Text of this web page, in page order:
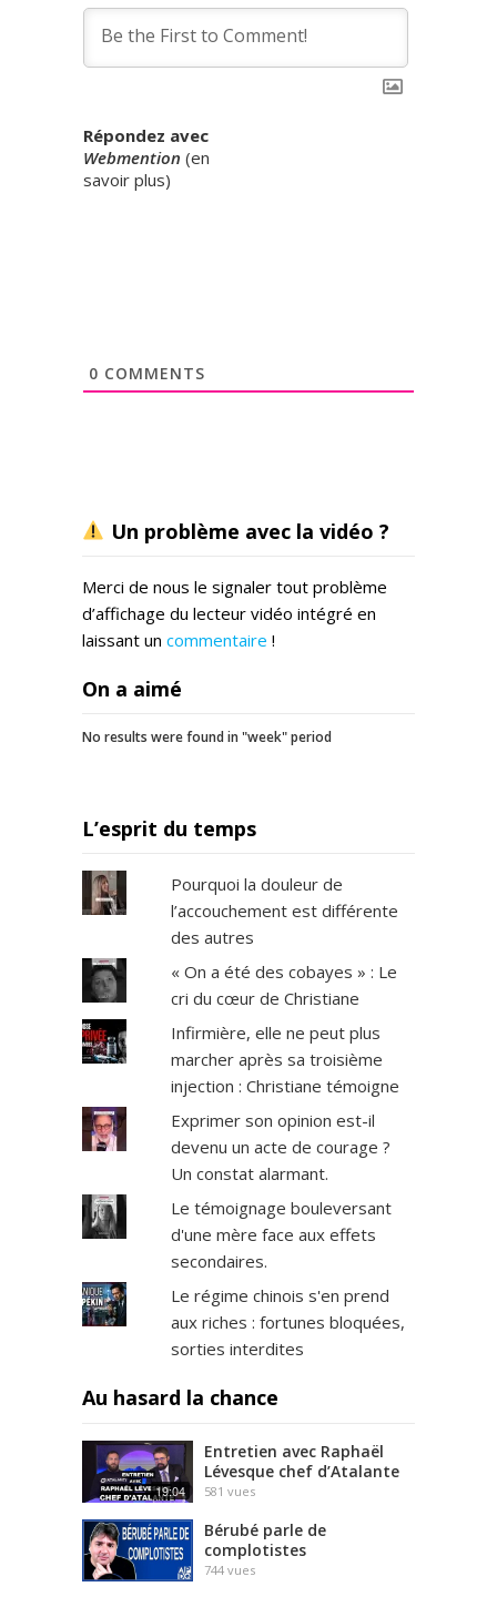
Répondez avec
Webmention (en
savoir plus)
0 COMMENTS
Un problème avec la vidéo ?
Merci de nous le signaler tout problème
d’affichage du lecteur vidéo intégré en
laissant un commentaire !
On a aimé
No results were found in "week" period
L’esprit du temps
Pourquoi la douleur de
l’accouchement est différente
des autres
« On a été des cobayes » : Le
cri du cœur de Christiane
Infirmière, elle ne peut plus
marcher après sa troisième
injection : Christiane témoigne
Exprimer son opinion est-il
devenu un acte de courage ?
Un constat alarmant.
Le témoignage bouleversant
d'une mère face aux effets
secondaires.
Le régime chinois s'en prend
aux riches : fortunes bloquées,
sorties interdites
Au hasard la chance
19:04
Entretien avec Raphaël
Lévesque chef d’Atalante
581 vues
Bérubé parle de
complotistes
744 vues